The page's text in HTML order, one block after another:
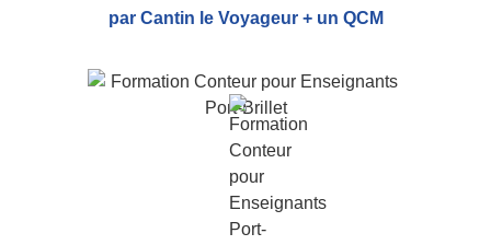
par Cantin le Voyageur + un QCM